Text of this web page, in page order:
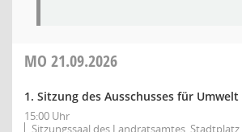
MO 21.09.2026
1. Sitzung des Ausschusses für
15:00 Uhr
Sitzungssaal des Landratsamtes, Stadtplatz